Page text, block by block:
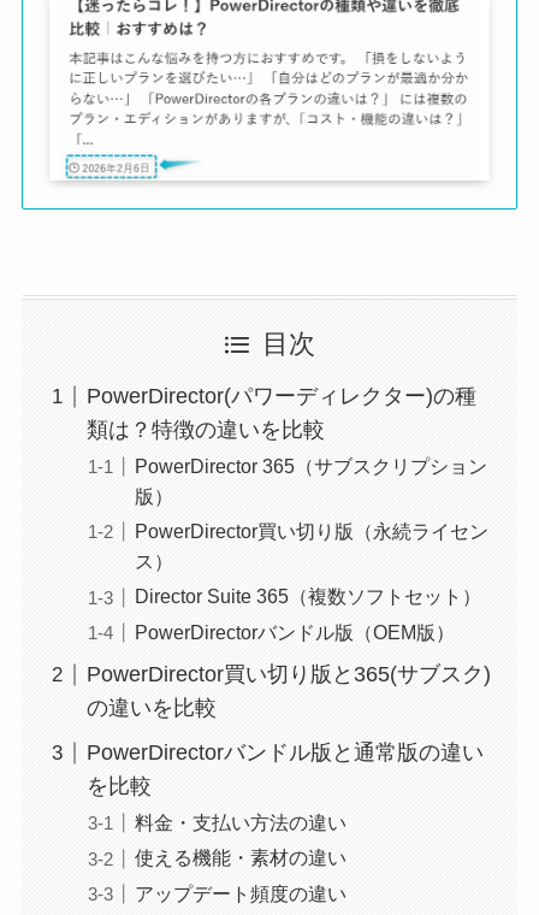
目次
PowerDirector(パワーディレクター)の種
類は？特徴の違いを比較
PowerDirector 365（サブスクリプション
版）
PowerDirector買い切り版（永続ライセン
ス）
Director Suite 365（複数ソフトセット）
PowerDirectorバンドル版（OEM版）
PowerDirector買い切り版と365(サブスク)
の違いを比較
PowerDirectorバンドル版と通常版の違い
を比較
料金・支払い方法の違い
使える機能・素材の違い
アップデート頻度の違い